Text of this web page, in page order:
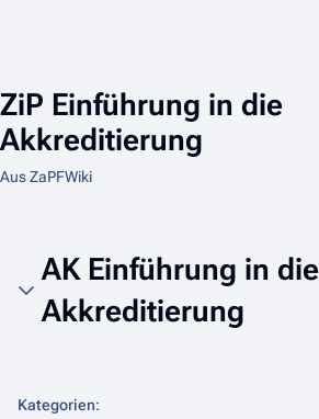
ZiP Einführung in die
Akkreditierung
Aus ZaPFWiki
AK Einführung in die
Akkreditierung
Kategorien: